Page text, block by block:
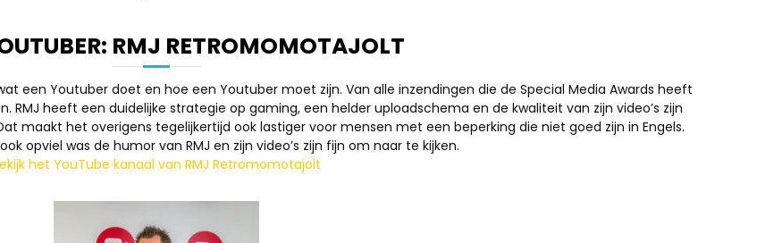
RMJ RETROMOMOTAJOLT
een Youtuber doet en hoe een Youtuber moet zijn. Van alle inzendingen die de Special Media Awards heeft
RMJ heeft een duidelijke strategie op gaming, een helder uploadschema en de kwaliteit van zijn video’s zijn
maakt het overigens tegelijkertijd ook lastiger voor mensen met een beperking die niet goed zijn in Engels.
opviel was de humor van RMJ en zijn video’s zijn fijn om naar te kijken.
het YouTube kanaal van RMJ Retromomotajolt